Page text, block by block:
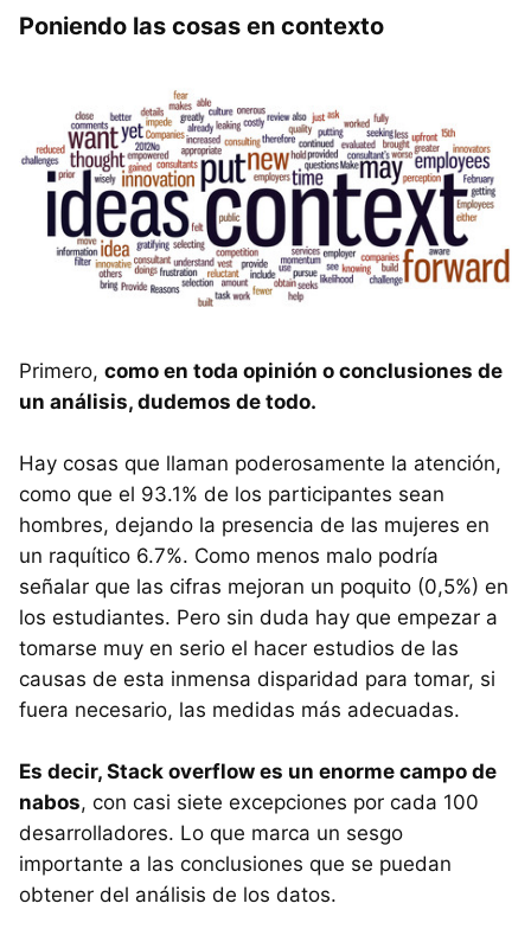
Poniendo las cosas en contexto
Primero, como en toda opinión o conclusiones de
un análisis, dudemos de todo.
Hay cosas que llaman poderosamente la atención,
como que el 93.1% de los participantes sean
hombres, dejando la presencia de las mujeres en
un raquítico 6.7%. Como menos malo podría
señalar que las cifras mejoran un poquito (0,5%) en
los estudiantes. Pero sin duda hay que empezar a
tomarse muy en serio el hacer estudios de las
causas de esta inmensa disparidad para tomar, si
fuera necesario, las medidas más adecuadas.
Es decir, Stack overflow es un enorme campo de
nabos, con casi siete excepciones por cada 100
desarrolladores. Lo que marca un sesgo
importante a las conclusiones que se puedan
obtener del análisis de los datos.